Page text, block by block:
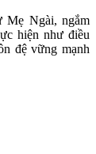
Mẹ Ngài, ngắm
hiện như điều
đệ vững mạnh